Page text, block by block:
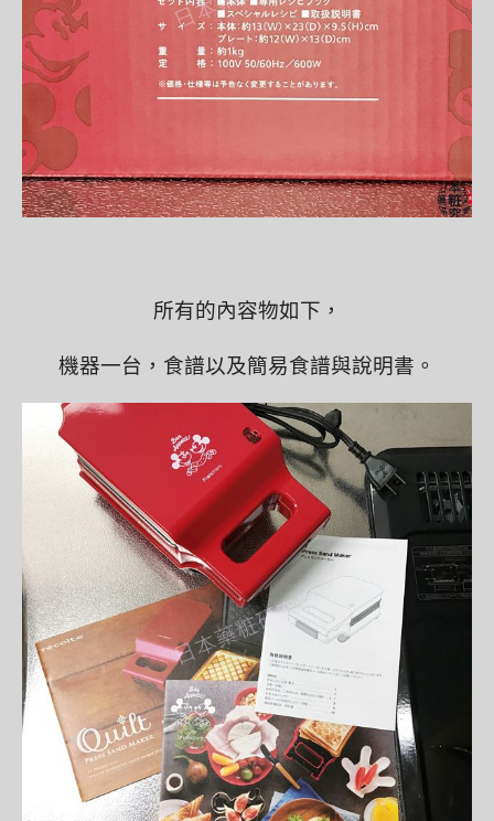
所有的內容物如下，
機器一台，食譜以及簡易食譜與說明書。